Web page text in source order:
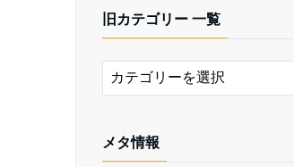
旧カテゴリー 一覧
メタ情報